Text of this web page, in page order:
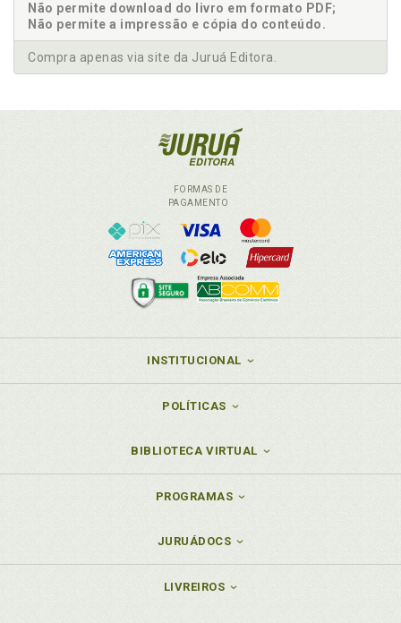
Não permite download do livro em formato PDF;
Não permite a impressão e cópia do conteúdo.
Compra apenas via site da Juruá Editora.
FORMAS DE
PAGAMENTO
INSTITUCIONAL
POLÍTICAS
BIBLIOTECA VIRTUAL
PROGRAMAS
JURUÁDOCS
LIVREIROS